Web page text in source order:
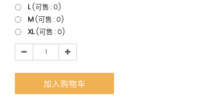
L(可售 :0)
M(可售 :0)
XL(可售 :0)
加入购物车